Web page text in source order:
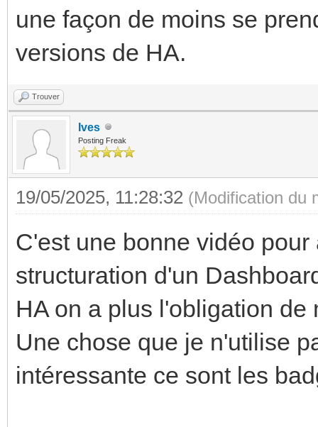
une façon de moins se
versions de HA.
Trouver
Ives
Posting Freak
19/05/2025, 11:28:32 (Modification du
C'est une bonne vidéo
structuration d'un
HA on a plus l'obligation
Une chose que je n'utilise
intéressante ce sont les